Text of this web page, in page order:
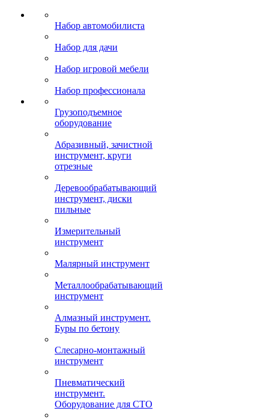
Набор автомобилиста
Набор для дачи
Набор игровой мебели
Набор профессионала
Грузоподъемное
оборудование
Абразивный, зачистной
инструмент, круги
отрезные
Деревообрабатывающий
инструмент, диски
пильные
Измерительный
инструмент
Малярный инструмент
Металлообрабатывающий
инструмент
Алмазный инструмент.
Буры по бетону
Слесарно-монтажный
инструмент
Пневматический
инструмент.
Оборудование для СТО